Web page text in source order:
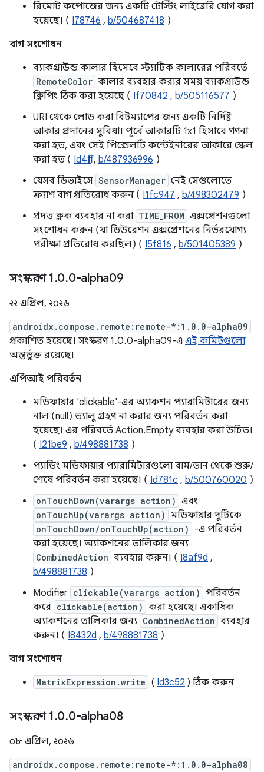
রিমোট কম্পোজের জন্য একটি টেস্টিং লাইব্রেরি যোগ করা
হয়েছে। ( I78746 , b/504687418 )
বাগ সংশোধন
ব্যাকগ্রাউন্ড কালার হিসেবে স্ট্যাটিক কালারের পরিবর্তে
RemoteColor কালার ব্যবহার করার সময় ব্যাকগ্রাউন্ড
ক্লিপিং ঠিক করা হয়েছে ( If70842 , b/505116577 )
URI থেকে লোড করা বিটম্যাপের জন্য একটি নির্দিষ্ট
আকার প্রদানের সুবিধা। পূর্বে আকারটি 1x1 হিসাবে গণনা
করা হত, এবং সেই পিক্সেলটি কন্টেইনারের আকারে স্কেল
করা হত ( Id4fff, b/487936996 )
যেসব ডিভাইসে SensorManager নেই সেগুলোতে
ক্র্যাশ বাগ প্রতিরোধ করুন ( I1fc947 , b/498302479 )
প্রদত্ত ক্লক ব্যবহার না করা TIME_FROM এক্সপ্রেশনগুলো
সংশোধন করুন (যা ডিউরেশন এক্সপ্রেশনের নির্ভরযোগ্য
পরীক্ষা প্রতিরোধ করছিল) ( I5f816 , b/501405389 )
সংস্করণ 1.0.0-alpha09
২২ এপ্রিল, ২০২৬
androidx.compose.remote:remote-*:1.0.0-alpha09
প্রকাশিত হয়েছে। সংস্করণ 1.0.0-alpha09-এ এই কমিটগুলো
অন্তর্ভুক্ত রয়েছে।
এপিআই পরিবর্তন
মডিফায়ার 'clickable'-এর অ্যাকশন প্যারামিটারের জন্য
নাল (null) ভ্যালু গ্রহণ না করার জন্য পরিবর্তন করা
হয়েছে। এর পরিবর্তে Action.Empty ব্যবহার করা উচিত।
( I21be9 , b/498881738 )
প্যাডিং মডিফায়ার প্যারামিটারগুলো বাম/ডান থেকে শুরু/
শেষে পরিবর্তন করা হয়েছে। ( Id781c , b/500760020 )
onTouchDown(varargs action) এবং
onTouchUp(varargs action) মডিফায়ার দুটিকে
onTouchDown/onTouchUp(action)
-এ পরিবর্তন
করা হয়েছে। অ্যাকশনের তালিকার জন্য
CombinedAction ব্যবহার করুন। ( I8af9d ,
b/498881738 )
Modifier clickable(varargs action) পরিবর্তন
করে clickable(action) করা হয়েছে। একাধিক
অ্যাকশনের তালিকার জন্য CombinedAction ব্যবহার
করুন। ( I8432d , b/498881738 )
বাগ সংশোধন
MatrixExpression.write ( Id3c52 ) ঠিক করুন
সংস্করণ 1.0.0-alpha08
০৮ এপ্রিল, ২০২৬
androidx.compose.remote:remote-*:1.0.0-alpha08